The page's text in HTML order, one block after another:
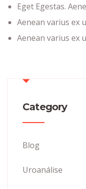
Eget Egestas.
Aenean varius ex
Aenean varius ex
Category
Blog
Uroanálise